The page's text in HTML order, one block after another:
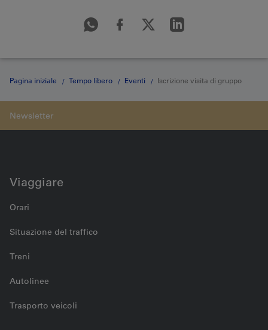
Pagina iniziale Tempo libero Eventi Iscrizione visita di gruppo
Viaggiare
Orari
Situazione del traffico
Treni
Autolinee
Trasporto veicoli